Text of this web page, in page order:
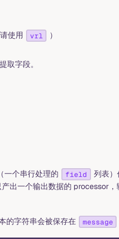
请使用 vrl ）
取字段。
一个串行处理的 field
列表
出一个输出数据的 processor，
的字符串会被保存在 message